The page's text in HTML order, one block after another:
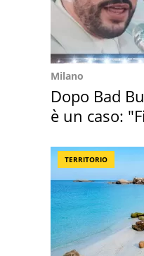
Milano
Dopo Bad
è un caso:
TERRITORIO